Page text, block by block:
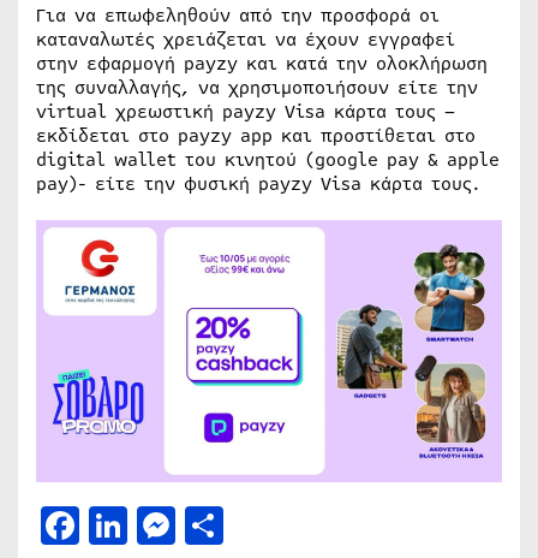
Για να επωφεληθούν από την προσφορά οι
καταναλωτές χρειάζεται να έχουν εγγραφεί
στην εφαρμογή payzy και κατά την ολοκλήρωση
της συναλλαγής, να χρησιμοποιήσουν είτε την
virtual χρεωστική payzy Visa κάρτα τους –
εκδίδεται στο payzy app και προστίθεται στο
digital wallet του κινητού (google pay & apple
pay)- είτε την φυσική payzy Visa κάρτα τους.
Facebook
LinkedIn
Messenger